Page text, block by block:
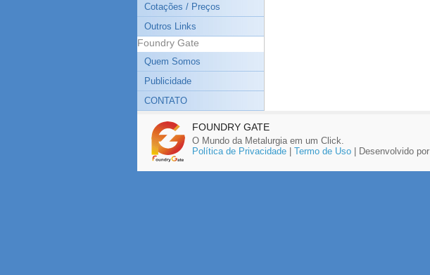
Cotações / Preços
Outros Links
Foundry Gate
Quem Somos
Publicidade
CONTATO
FOUNDRY GATE
O Mundo da Metalurgia em um Click.
Política de Privacidade| Termo de Uso| Desenvolvido por